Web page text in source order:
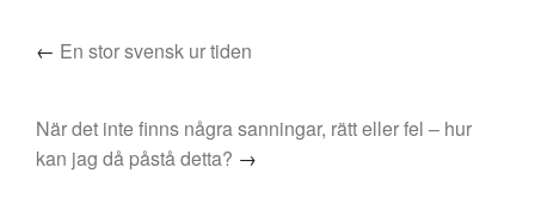
← En stor svensk ur tiden
När det inte finns några sanningar, rätt eller fel – hur
kan jag då påstå detta? →